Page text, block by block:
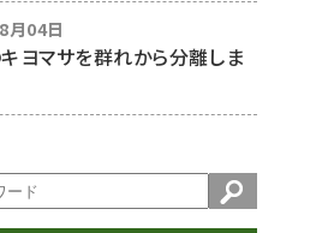
月04日
ヨマサを群れから分離しま